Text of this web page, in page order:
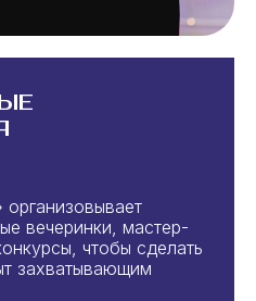
вечеринки, мастер-
чтобы сделать
захватывающим